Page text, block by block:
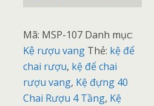
Mã: MSP-107 Danh mục:
Kệ rượu vang Thẻ: kệ để
chai rượu, kệ để chai
rượu vang, Kệ đựng 40
Chai Rượu 4 Tầng, Kệ